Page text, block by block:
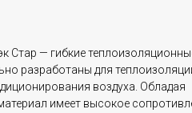
— гибкие
разработаны для
воздуха. Обладая
имеет высокое